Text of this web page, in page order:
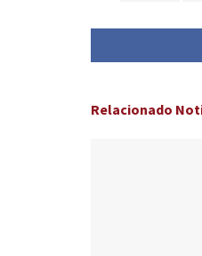
Relacionado